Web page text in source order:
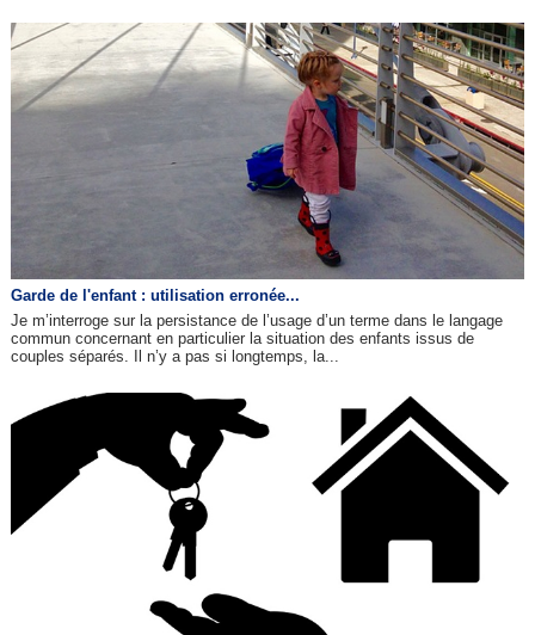
Garde de l'enfant : utilisation erronée...
Je m’interroge sur la persistance de l’usage d’un terme dans le langage
commun concernant en particulier la situation des enfants issus de
couples séparés. Il n’y a pas si longtemps, la...